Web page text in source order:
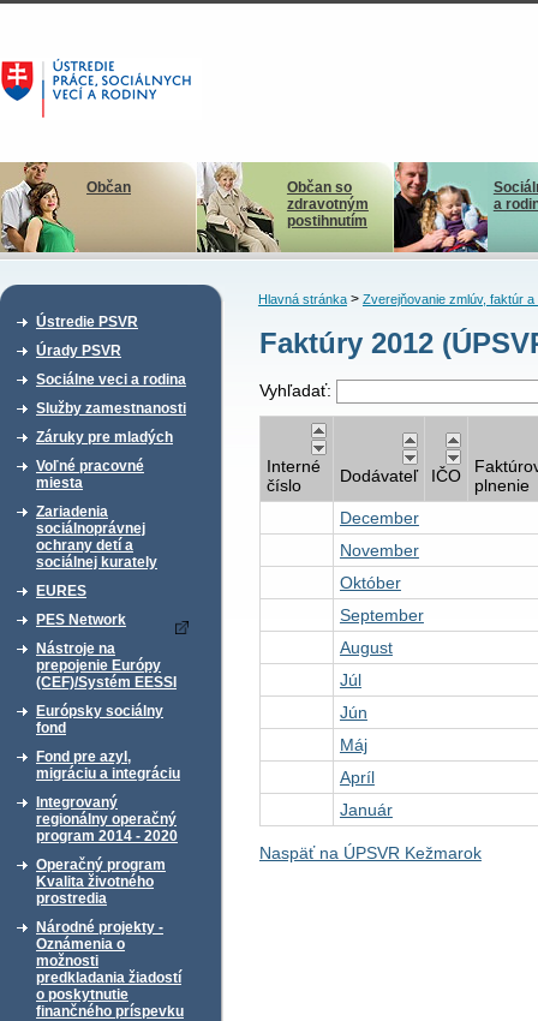
Občan
Občan so
zdravotným
postihnutím
a
Ústredie PSVR
Úrady PSVR
Sociálne veci a rodina
Služby zamestnanosti
Záruky pre mladých
Voľné pracovné
miesta
Zariadenia
sociálnoprávnej
ochrany detí a
sociálnej kurately
EURES
PES Network
Nástroje na
prepojenie Európy
(CEF)/Systém EESSI
Európsky sociálny
fond
Fond pre azyl,
migráciu a integráciu
Integrovaný
regionálny operačný
program 2014 - 2020
Operačný program
Kvalita životného
prostredia
Národné projekty -
Oznámenia o
možnosti
predkladania žiadostí
o poskytnutie
finančného príspevku
Hlavná stránka> Zverejňovanie zmlúv, faktúr a
Faktúry 2012
Vyhľadať:
Interné
číslo
Dodávateľ IČO
plnenie
December
November
Október
September
August
Júl
Jún
Máj
Apríl
Január
Naspäť na ÚPSVR Kežmarok